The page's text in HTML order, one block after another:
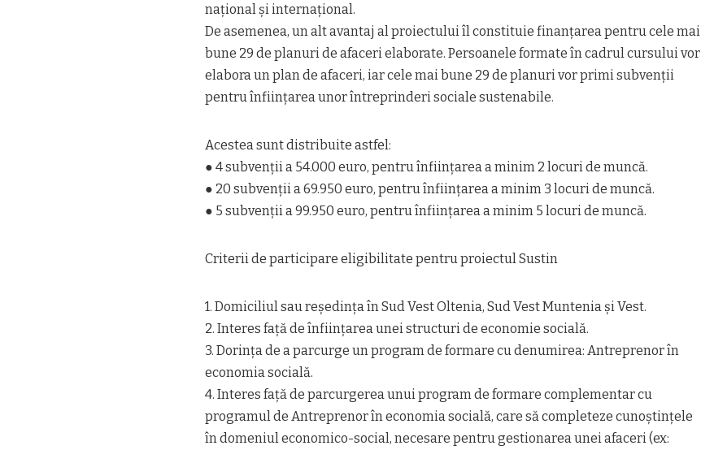
național și internațional.
De asemenea, un alt avantaj al proiectului îl constituie finanțarea pentru cele mai
bune 29 de planuri de afaceri elaborate. Persoanele formate în cadrul cursului vor
elabora un plan de afaceri, iar cele mai bune 29 de planuri vor primi subvenții
pentru înființarea unor întreprinderi sociale sustenabile.
Acestea sunt distribuite astfel:
● 4 subvenții a 54.000 euro, pentru înființarea a minim 2 locuri de muncă.
● 20 subvenții a 69.950 euro, pentru înființarea a minim 3 locuri de muncă.
● 5 subvenții a 99.950 euro, pentru înființarea a minim 5 locuri de muncă.
Criterii de participare eligibilitate pentru proiectul Sustin
1. Domiciliul sau reședința în Sud Vest Oltenia, Sud Vest Muntenia și Vest.
2. Interes față de înființarea unei structuri de economie socială.
3. Dorința de a parcurge un program de formare cu denumirea: Antreprenor în
economia socială.
4. Interes față de parcurgerea unui program de formare complementar cu
programul de Antreprenor în economia socială, care să completeze cunoștințele
în domeniul economico-social, necesare pentru gestionarea unei afaceri (ex: